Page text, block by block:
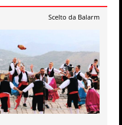
Scelto da Balarm